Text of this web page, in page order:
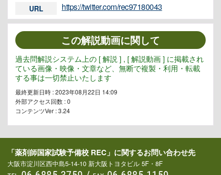
URL https://twitter.com/rec97180043
この解説動画に関して
過去問解説システム上の [ 解説 ] , [ 解説動画 ] に掲載され
ている画像・映像・文章など、無断で複製・利用・転載
する事は一切禁止いたします
最終更新日時 : 2023年08月22日 14:09
外部アクセス回数 :0
コンテンツVer : 3.24
「薬剤師国家試験予備校 REC」に関するお問い合わせ先
大阪市淀川区西中島5-14-10 新大阪トヨタビル 5F・8F